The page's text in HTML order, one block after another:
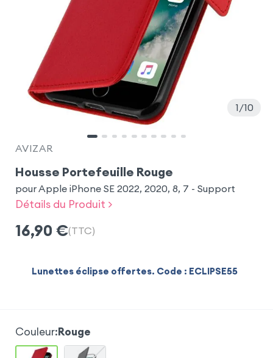
1 10
AVIZAR
Housse Portefeuille Rouge
pour Apple iPhone SE 2022, 2020, 8, 7 - Support
Détails du Produit >
16,90 €(TTC)
Lunettes éclipse offertes. Code : ECLIPSE55
Couleur:Rouge